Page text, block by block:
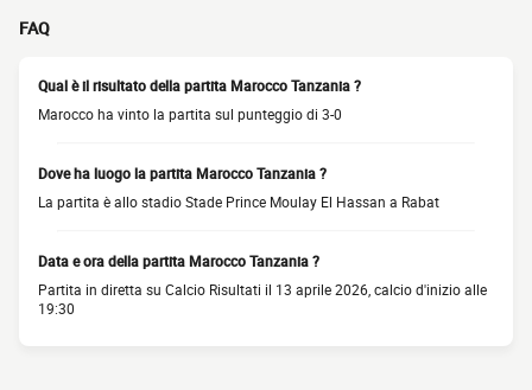
FAQ
Qual è il risultato della partita Marocco Tanzania ?
Marocco ha vinto la partita sul punteggio di 3-0
Dove ha luogo la partita Marocco Tanzania ?
La partita è allo stadio Stade Prince Moulay El Hassan a Rabat
Data e ora della partita Marocco Tanzania ?
Partita in diretta su Calcio Risultati il 13 aprile 2026, calcio d'inizio alle
19:30